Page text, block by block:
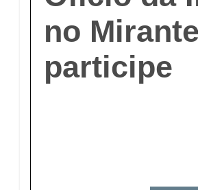
no
participe